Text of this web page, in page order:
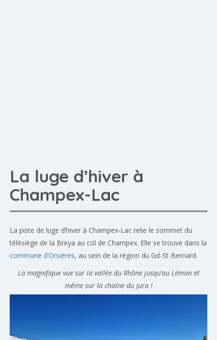
La luge d’hiver à
Champex-Lac
La piste de luge d’hiver à Champex-Lac relie le sommet du
télésiège de la Breya au col de Champex. Elle se trouve dans la
commune d’Orsières, au sein de la région du Gd-St-Bernard.
La magnifique vue sur la vallée du Rhône jusqu’au Léman et
même sur la chaîne du Jura !